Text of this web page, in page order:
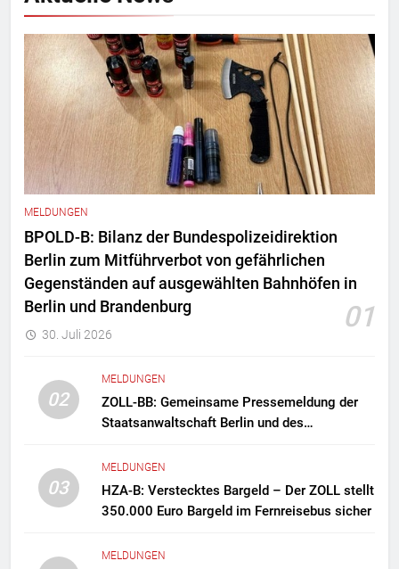
MELDUNGEN
BPOLD-B: Bilanz der Bundespolizeidirektion
Berlin zum Mitführverbot von gefährlichen
Gegenständen auf ausgewählten Bahnhöfen in
Berlin und Brandenburg
01
30. Juli 2026
02
MELDUNGEN
ZOLL-BB: Gemeinsame Pressemeldung der
Staatsanwaltschaft Berlin und des
Zollfahndung hebt mutmaßliches
Drogenlabor aus
03
MELDUNGEN
HZA-B: Verstecktes Bargeld – Der ZOLL stellt
350.000 Euro Bargeld im Fernreisebus sicher
MELDUNGEN